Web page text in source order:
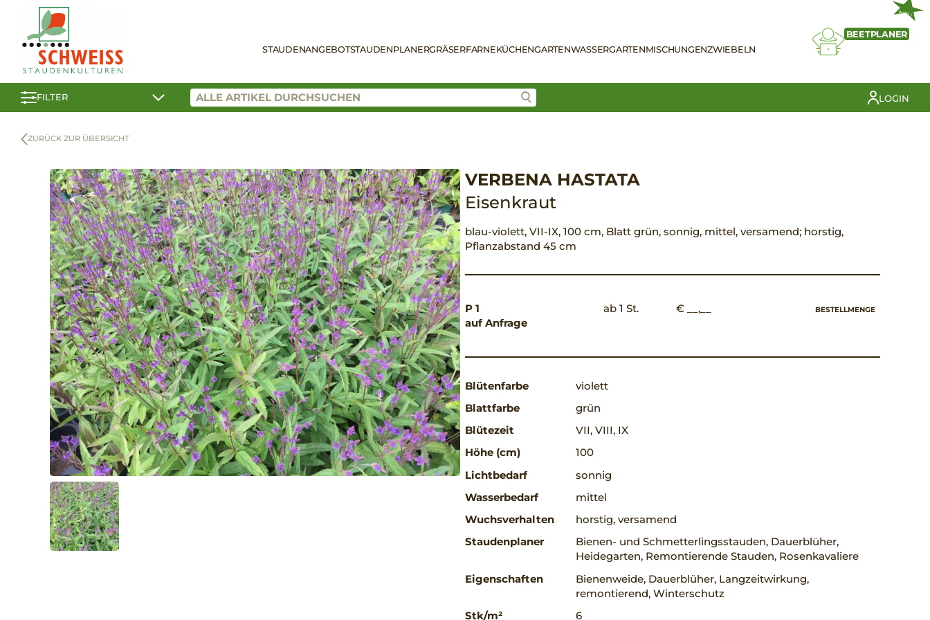
STAUDENANGEBOTSTAUDENPLANERGRÄSERFARNEKÜCHENGARTENWASSERGARTENMISCHUNGENZWIEBELN
NEU
BEETPLANER
FILTER LOGIN
ZURÜCK ZUR ÜBERSICHT
VERBENA HASTATA
Eisenkraut
blau-violett, VII-IX, 100 cm, Blatt grün, sonnig, mittel, versamend; horstig,
Pflanzabstand 45 cm
P 1
auf Anfrage
ab 1 St. € __,__ BESTELLMENGE
Blütenfarbe
violett
Blattfarbe
grün
Blütezeit
VII, VIII, IX
Höhe (cm)
100
Lichtbedarf
sonnig
Wasserbedarf
mittel
Wuchsverhalten
horstig, versamend
Staudenplaner
Bienen- und Schmetterlingsstauden, Dauerblüher,
Heidegarten, Remontierende Stauden, Rosenkavaliere
Eigenschaften
Bienenweide, Dauerblüher, Langzeitwirkung,
remontierend, Winterschutz
Stk/m²
6